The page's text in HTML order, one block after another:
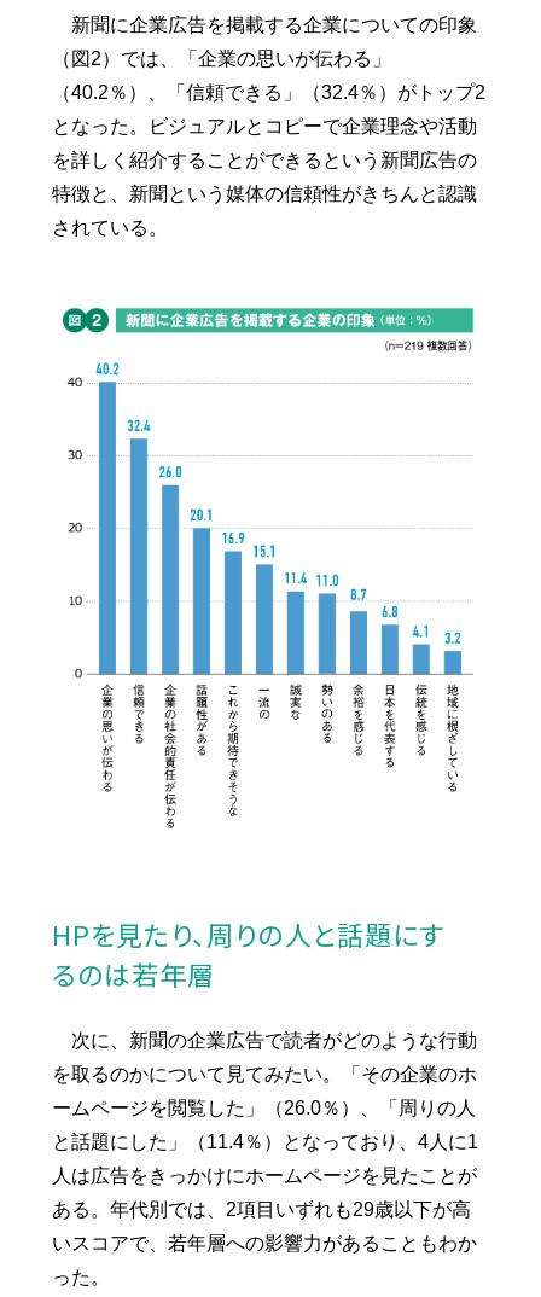
新聞に企業広告を掲載する企業についての印象
（図2）では、「企業の思いが伝わる」
（40.2％）、「信頼できる」（32.4％）がトップ2
となった。ビジュアルとコピーで企業理念や活動
を詳しく紹介することができるという新聞広告の
特徴と、新聞という媒体の信頼性がきちんと認識
されている。
HPを見たり、周りの人と話題にす
るのは若年層
次に、新聞の企業広告で読者がどのような行動
を取るのかについて見てみたい。「その企業のホ
ームページを閲覧した」（26.0％）、「周りの人
と話題にした」（11.4％）となっており、4人に1
人は広告をきっかけにホームページを見たことが
ある。年代別では、2項目いずれも29歳以下が高
いスコアで、若年層への影響力があることもわか
った。